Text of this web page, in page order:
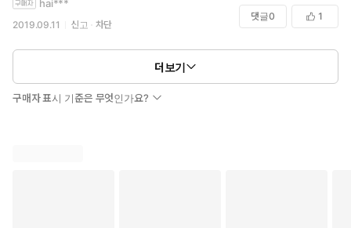
불안 | 알랭 드 보통, 정영목 저
#불안 #알랭드보통 #은행나무 #독서 #책읽기 #북스타그램
hai***
2019.09.11 신고 차단
댓글0 1
더보기
구매자 표시 기준은 무엇인가요?